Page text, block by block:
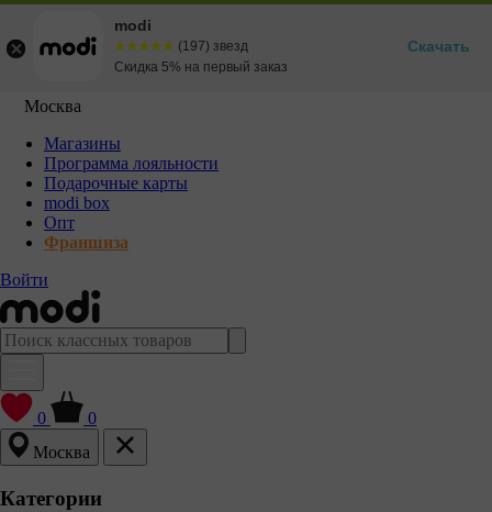
Москва
Магазины
Программа лояльности
Подарочные карты
modi box
Опт
Франшиза
Войти
0
0
Москва
Категории
modi
☆☆☆☆☆
★★★★★ (197) звезд
Скидка 5% на первый заказ
Скачать